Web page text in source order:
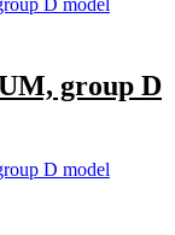
group D